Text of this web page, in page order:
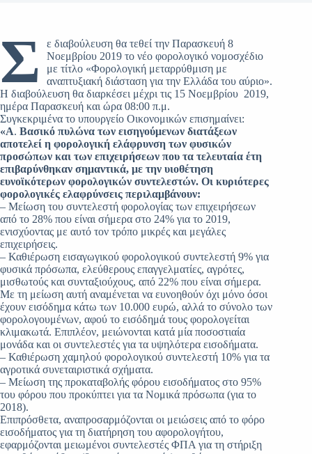
Σ
ε διαβούλευση θα τεθεί την Παρασκευή 8
Νοεμβρίου 2019 το νέο φορολογικό νομοσχέδιο
με τίτλο «Φορολογική μεταρρύθμιση με
αναπτυξιακή διάσταση για την Ελλάδα του αύριο».
Η διαβούλευση θα διαρκέσει μέχρι τις 15 Νοεμβρίου 2019,
ημέρα Παρασκευή και ώρα 08:00 π.μ.
Συγκεκριμένα το υπουργείο Οικονομικών επισημαίνει:
«Α. Βασικό πυλώνα των εισηγούμενων διατάξεων
αποτελεί η φορολογική ελάφρυνση των φυσικών
προσώπων και των επιχειρήσεων που τα τελευταία έτη
επιβαρύνθηκαν σημαντικά, με την υιοθέτηση
ευνοϊκότερων φορολογικών συντελεστών. Οι κυριότερες
φορολογικές ελαφρύνσεις περιλαμβάνουν:
– Μείωση του συντελεστή φορολογίας των επιχειρήσεων
από το 28% που είναι σήμερα στο 24% για το 2019,
ενισχύοντας με αυτό τον τρόπο μικρές και μεγάλες
επιχειρήσεις.
– Καθιέρωση εισαγωγικού φορολογικού συντελεστή 9% για
φυσικά πρόσωπα, ελεύθερους επαγγελματίες, αγρότες,
μισθωτούς και συνταξιούχους, από 22% που είναι σήμερα.
Με τη μείωση αυτή αναμένεται να ευνοηθούν όχι μόνο όσοι
έχουν εισόδημα κάτω των 10.000 ευρώ, αλλά το σύνολο των
φορολογουμένων, αφού το εισόδημά τους φορολογείται
κλιμακωτά. Επιπλέον, μειώνονται κατά μία ποσοστιαία
μονάδα και οι συντελεστές για τα υψηλότερα εισοδήματα.
– Καθιέρωση χαμηλού φορολογικού συντελεστή 10% για τα
αγροτικά συνεταιριστικά σχήματα.
– Μείωση της προκαταβολής φόρου εισοδήματος στο 95%
του φόρου που προκύπτει για τα Νομικά πρόσωπα (για το
2018).
Επιπρόσθετα, αναπροσαρμόζονται οι μειώσεις από το φόρο
εισοδήματος για τη διατήρηση του αφορολογήτου,
εφαρμόζονται μειωμένοι συντελεστές ΦΠΑ για τη στήριξη